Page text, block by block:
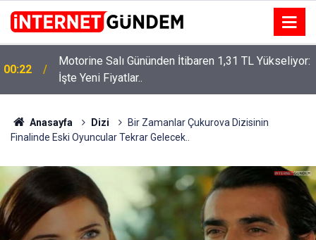
00:22
Motorine Salı Gününden İtibaren 1,31 TL Yükseliyor:
İşte Yeni Fiyatlar..
Anasayfa Dizi
Bir Zamanlar Çukurova Dizisinin
Finalinde Eski Oyuncular Tekrar Gelecek..